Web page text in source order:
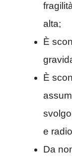
alta;
È
È
e
Da